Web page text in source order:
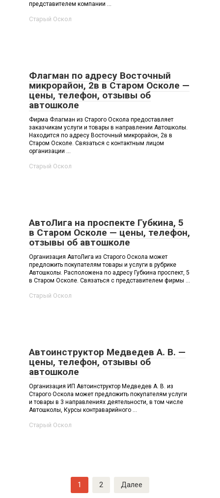
представителем компании ...
Старый Оскол
Флагман по адресу Восточный
микрорайон, 2в в Старом Осколе —
цены, телефон, отзывы об
автошколе
Фирма Флагман из Старого Оскола предоставляет
заказчикам услуги и товары в направлении Автошколы.
Находится по адресу Восточный микрорайон, 2в в
Старом Осколе. Связаться с контактным лицом
организации ...
Старый Оскол
АвтоЛига на проспекте Губкина, 5
в Старом Осколе — цены, телефон,
отзывы об автошколе
Организация АвтоЛига из Старого Оскола может
предложить покупателям товары и услуги в рубрике
Автошколы. Расположена по адресу Губкина проспект, 5
в Старом Осколе. Связаться с представителем фирмы ...
Старый Оскол
Автоинструктор Медведев А. В. —
цены, телефон, отзывы об
автошколе
Организация ИП Автоинструктор Медведев А. В. из
Старого Оскола может предложить покупателям услуги
и товары в 3 направлениях деятельности, в том числе
Автошколы, Курсы контраварийного ...
Старый Оскол
1 2 Далее